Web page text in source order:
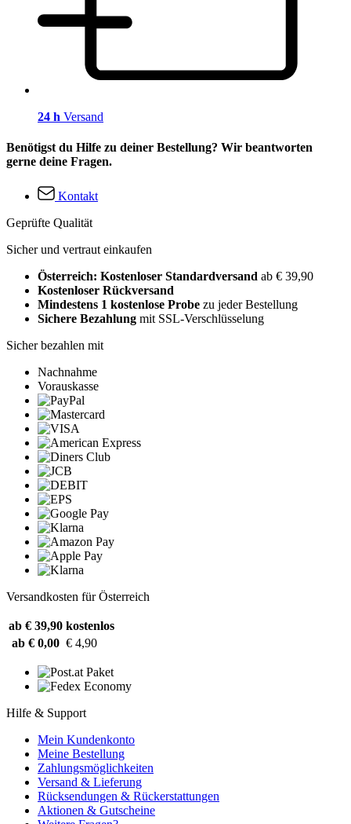
24 h Versand
Benötigst du Hilfe zu deiner Bestellung? Wir beantworten
gerne deine Fragen.
Kontakt
Geprüfte Qualität
Sicher und vertraut einkaufen
Österreich: Kostenloser Standardversand ab € 39,90
Kostenloser Rückversand
Mindestens 1 kostenlose Probe zu jeder Bestellung
Sichere Bezahlung mit SSL-Verschlüsselung
Sicher bezahlen mit
Nachnahme
Vorauskasse
Versandkosten für Österreich
ab € 39,90 kostenlos
ab € 0,00 € 4,90
Hilfe & Support
Mein Kundenkonto
Meine Bestellung
Zahlungsmöglichkeiten
Versand & Lieferung
Rücksendungen & Rückerstattungen
Aktionen & Gutscheine